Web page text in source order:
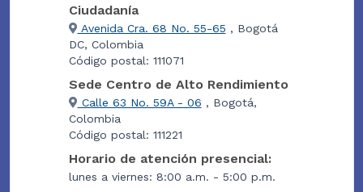
Ciudadanía
Avenida Cra. 68 No. 55-65 , Bogotá
DC, Colombia
Código postal: 111071
Sede Centro de Alto Rendimiento
Calle 63 No. 59A - 06 , Bogotá,
Colombia
Código postal: 111221
Horario de atención presencial:
lunes a viernes: 8:00 a.m. - 5:00 p.m.